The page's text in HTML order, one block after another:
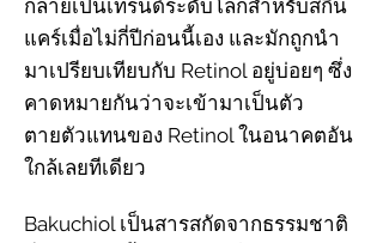
กลายเป็นเทรนด์ระดับโลกสำหรับสกิน
แคร์เมื่อไม่กี่ปีก่อนนี้เอง และมักถูกนำ
มาเปรียบเทียบกับ Retinol อยู่บ่อยๆ ซึ่ง
คาดหมายกันว่าจะเข้ามาเป็นตัว
ตายตัวแทนของ Retinol ในอนาคตอัน
ใกล้เลยทีเดียว
Bakuchiol เป็นสารสกัดจากธรรมชาติ